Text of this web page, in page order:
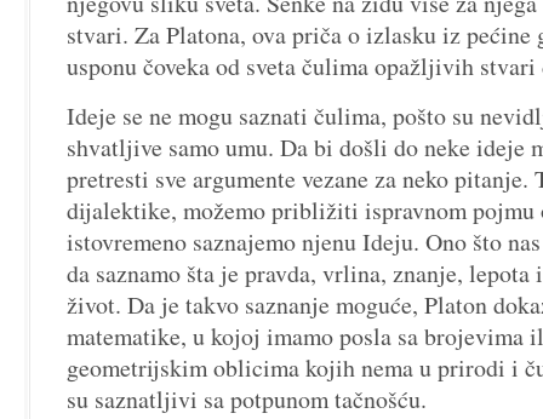
stvari. Za Platona, ova priča o izlasku iz pećine
usponu čoveka od sveta čulima opažljivih stvari
Ideje se ne mogu saznati čulima, pošto su
shvatljive samo umu. Da bi došli do neke ideje
pretresti sve argumente vezane za neko pitanje.
dijalektike, možemo približiti ispravnom pojmu
istovremeno saznajemo njenu Ideju. Ono što
da saznamo šta je pravda, vrlina, znanje,
život. Da je takvo saznanje moguće, Platon
matematike, u kojoj imamo posla sa brojevima
geometrijskim oblicima kojih nema u prirodi i
su saznatljivi sa potpunom tačnošću.